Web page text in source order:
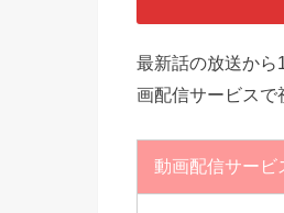
最新話の放送から
画配信サービスで
動画配信サービ